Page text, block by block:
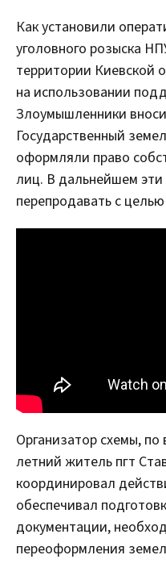
Как установили
уголовного розыска
территории Киевской
на использовании
Злоумышленники
Государственный
оформляли право
лиц. В дальнейшем эти
перепродавать с
Организатор схемы, по
летний житель пгт
координировал
обеспечивал
документации,
переоформления